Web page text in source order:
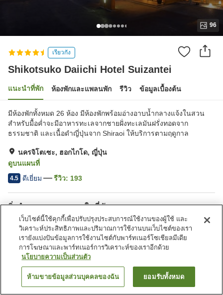
96
เรียวกัง
Shikotsuko Daiichi Hotel Suizantei
แนะนำที่พัก ห้องพักและแพลนพัก รีวิว ข้อมูลเบื้องต้น
มีห้องพักทั้งหมด 26 ห้อง มีห้องพักพร้อมอ่างอาบน้ำกลางแจ้งในสวน
สำหรับมื้อค่ำจะมีอาหารทะเลจากชายฝั่งทะเลมันฝรั่งทอดจาก
ธรรมชาติ และเนื้อดำญี่ปุ่นจาก Shiraoi ให้บริการตามฤดูกาล
นครจิโตเซะ, ฮอกไกโด, ญี่ปุ่น
ดูบนแผนที่
4.5 ดีเยี่ยม รีวิว: 193
สิ่งอำนวยความสะดวกในที่พัก
ที่จอดรถ
ซาวน่า
ร้านอาหาร
ห้องอาหารส่วนตัว
หน้าแรก ญี่ปุ่น ฮอกไกโด
Shikotsuko Daiichi Hotel Suizantei
ค้นหาห้องพัก
เว็บไซต์นี้ใช้คุกกี้เพื่อปรับปรุงประสบการณ์ใช้งานของผู้ใช้ และ
วิเคราะห์ประสิทธิภาพและปริมาณการใช้งานบนเว็บไซต์ของเรา
เรายังแบ่งปันข้อมูลการใช้งานไซต์กับพาร์ทเนอร์โซเชียลมีเดีย
การโฆษณาและพาร์ทเนอร์การวิเคราะห์ของเราอีกด้วย
นโยบายความเป็นส่วนตัว
ห้ามขายข้อมูลส่วนบุคคลของฉัน ยอมรับทั้งหมด